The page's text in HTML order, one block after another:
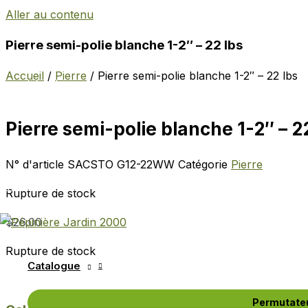
Aller au contenu
À propos
Infolettre
(450) 649-2622
Catalogue
Pierre semi-polie blanche 1-2″ – 22 lbs
Accueil / Pierre / Pierre semi-polie blanche 1-2″ – 22 lbs
Pierre semi-polie blanche 1-2″ –
N° d'article SACSTO G12-22WW Catégorie Pierre
Rupture de stock
$26.00
Rupture de stock